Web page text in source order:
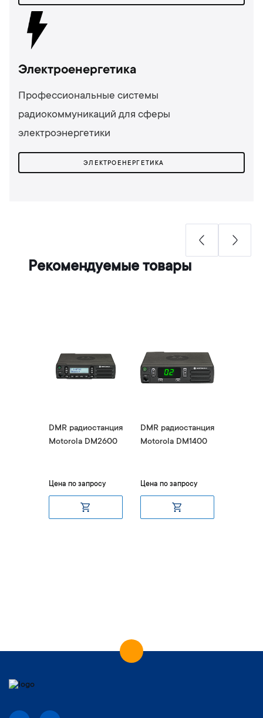
Электроенергетика
Профессиональные системы
радиокоммуникаций для сферы
электроэнергетики
ЭЛЕКТРОЕНЕРГЕТИКА
Рекомендуемые товары
DMR радиостанция
Motorola DM2600
Цена по запросу
DMR радиостанция
Motorola DM1400
Цена по запросу